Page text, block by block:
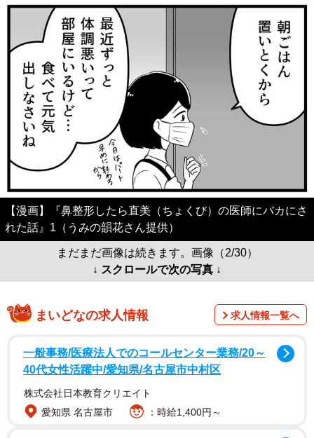
【漫画】『鼻整形したら直美（ちょくび）の医師にバカにさ
れた話』1（うみの韻花さん提供）
まだまだ画像は続きます。画像（2/30）
↓ スクロールで次の写真 ↓
まいどなの求人情報 求人情報一覧へ
一般事務/医療法人でのコールセンター業務/20～
40代女性活躍中/愛知県/名古屋市中村区
株式会社日本教育クリエイト
愛知県 名古屋市
：時給1,400円～